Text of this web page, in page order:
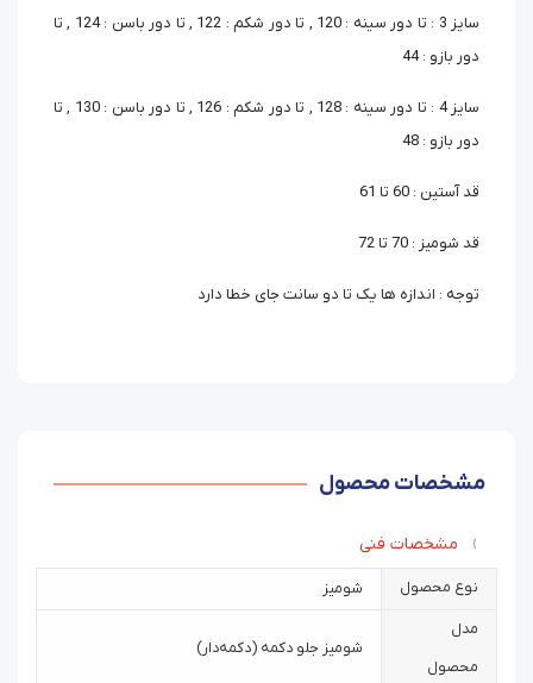
سایز 3 : تا دور سینه : 120 , تا دور شکم : 122 , تا دور باسن : 124 , تا
دور بازو : 44
سایز 4 : تا دور سینه : 128 , تا دور شکم : 126 , تا دور باسن : 130 , تا
دور بازو : 48
قد آستین : 60 تا 61
قد شومیز : 70 تا 72
توجه : اندازه ها یک تا دو سانت جای خطا دارد
مشخصات محصول
مشخصات فنی
نوع محصول شومیز
مدل
محصول
شومیز جلو دکمه (دکمه‌دار)